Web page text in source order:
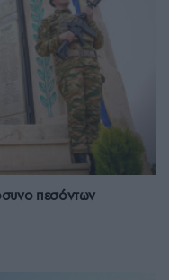
πεσόντων